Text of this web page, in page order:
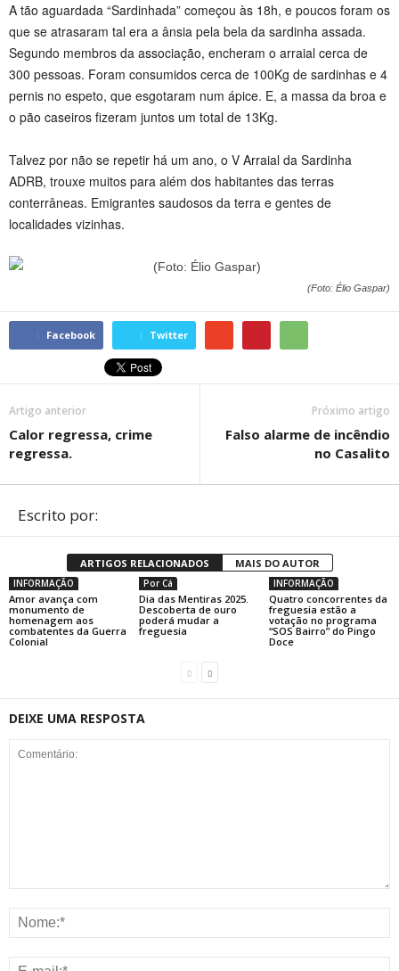
A tão aguardada “Sardinhada” começou às 18h, e poucos foram os
que se atrasaram tal era a ânsia pela bela da sardinha assada.
Segundo membros da associação, encheram o arraial cerca de
300 pessoas. Foram consumidos cerca de 100Kg de sardinhas e 4
pernis no espeto, que esgotaram num ápice. E, a massa da broa e
o pão caseiros fizeram juntos um total de 13Kg.
Talvez por não se repetir há um ano, o V Arraial da Sardinha
ADRB, trouxe muitos para além dos habitantes das terras
conterrâneas. Emigrantes saudosos da terra e gentes de
localidades vizinhas.
(Foto: Élio Gaspar)
Facebook Twitter
Artigo anterior
Calor regressa, crime
regressa.
Próximo artigo
Falso alarme de incêndio
no Casalito
Escrito por:
ARTIGOS RELACIONADOS MAIS DO AUTOR
INFORMAÇÃO
Amor avança com
monumento de
homenagem aos
combatentes da Guerra
Colonial
Por Cá
Dia das Mentiras 2025.
Descoberta de ouro
poderá mudar a
freguesia
INFORMAÇÃO
Quatro concorrentes da
freguesia estão a
votação no programa
“SOS Bairro” do Pingo
Doce
DEIXE UMA RESPOSTA